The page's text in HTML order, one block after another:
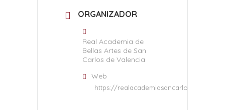
ORGANIZADOR
Real Academia de
Bellas Artes de San
Carlos de Valencia
Web
https://realacademiasancarlos.com/